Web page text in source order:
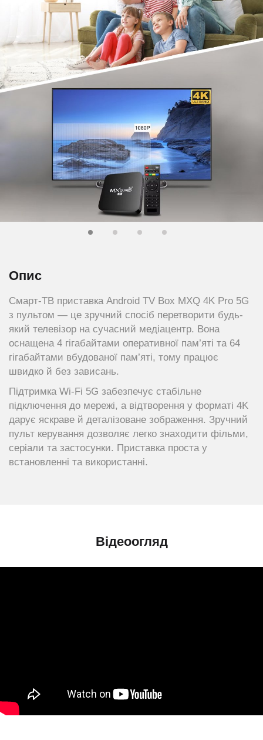
Опис
Cмарт-ТВ приставка Android TV Box MXQ 4K Pro 5G
з пультом — це зручний спосіб перетворити будь-
який телевізор на сучасний медіацентр. Вона
оснащена 4 гігабайтами оперативної пам’яті та 64
гігабайтами вбудованої пам’яті, тому працює
швидко й без зависань.
Підтримка Wi-Fi 5G забезпечує стабільне
підключення до мережі, а відтворення у форматі 4K
дарує яскраве й деталізоване зображення. Зручний
пульт керування дозволяє легко знаходити фільми,
серіали та застосунки. Приставка проста у
встановленні та використанні.
Відеоогляд